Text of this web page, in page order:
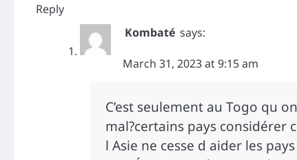
Reply
Kombaté says:
March 31, 2023 at 9:15 am
C’est seulement au Togo qu
mal?certains pays considérer
l Asie ne cesse d aider les